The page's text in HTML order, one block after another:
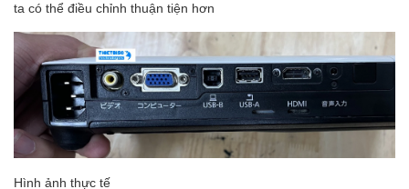
ta có thể điều chỉnh thuận tiện hơn
Hình ảnh thực tế